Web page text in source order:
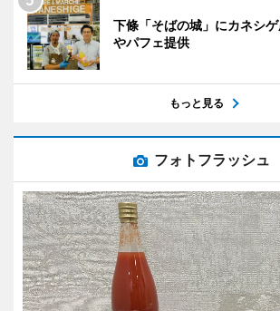
下條「そばの城」にカネシ
やパフェ提供
もっと見る
フォトフラッシュ